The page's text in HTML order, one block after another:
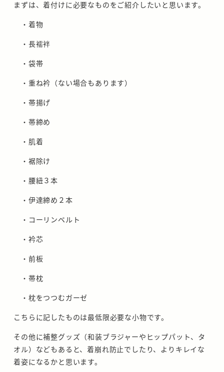
まずは、着付けに必要なものをご紹介したいと思います。
・着物
・長襦袢
・袋帯
・重ね衿（ない場合もあります）
・帯揚げ
・帯締め
・肌着
・裾除け
・腰紐３本
・伊達締め２本
・コーリンベルト
・衿芯
・前板
・帯枕
・枕をつつむガーゼ
こちらに記したものは最低限必要な小物です。
その他に補整グッズ（和装ブラジャーやヒップパット、タ
オル）などもあると、着崩れ防止でしたり、よりキレイな
着姿になるかと思います。